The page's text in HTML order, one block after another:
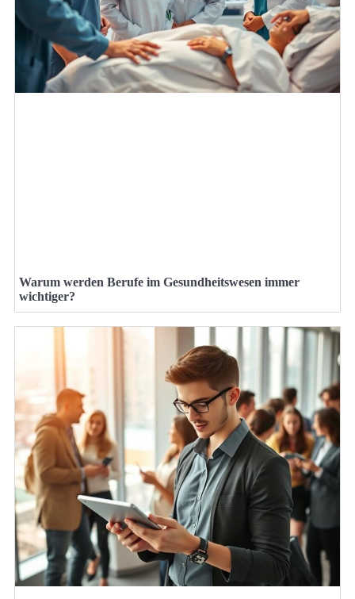
Warum werden Berufe im Gesundheitswesen immer
wichtiger?